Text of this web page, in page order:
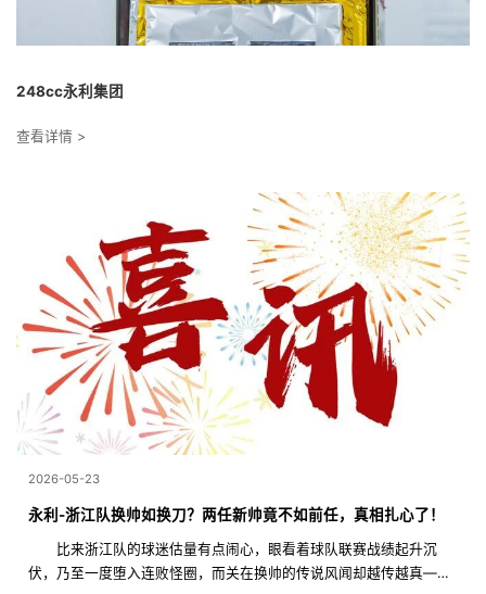
248cc永利集团
查看详情 >
2026-05-23
永利-浙江队换帅如换刀？两任新帅竟不如前任，真相扎心了！
比来浙江队的球迷估量有点闹心，眼看着球队联赛战绩起升沉
伏，乃至一度堕入连败怪圈，而关在换帅的传说风闻却越传越真——